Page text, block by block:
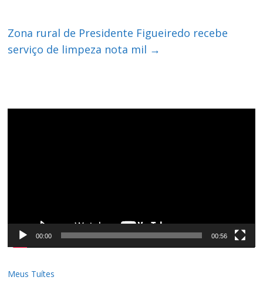
Zona rural de Presidente Figueiredo recebe
serviço de limpeza nota mil →
00:00 00:56
Meus Tuítes